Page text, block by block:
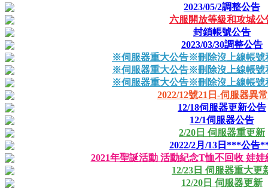
2023/05/2調整公告
六服開放等級和攻城公
封鎖帳號公告
2023/03/30調整公告
※伺服器重大公告※刪除沒上線帳號
※伺服器重大公告※刪除沒上線帳號
※伺服器重大公告※刪除沒上線帳號
2022/12號21日-伺服器異
12/18伺服器更新公告
12/1伺服器公告
2/20日 伺服器重更新
2022/2月/13日***公告
2021年聖誕活動 活動紀念T恤不回收 娃娃
12/23日 伺服器重大更
12/20日 伺服器更新